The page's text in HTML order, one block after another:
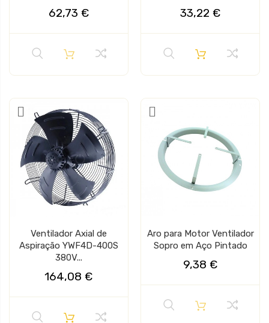
62,73 € 33,22 €
Ventilador Axial de
Aspiração YWF4D-400S
380V...
164,08 €
Aro para Motor Ventilador
Sopro em Aço Pintado
9,38 €